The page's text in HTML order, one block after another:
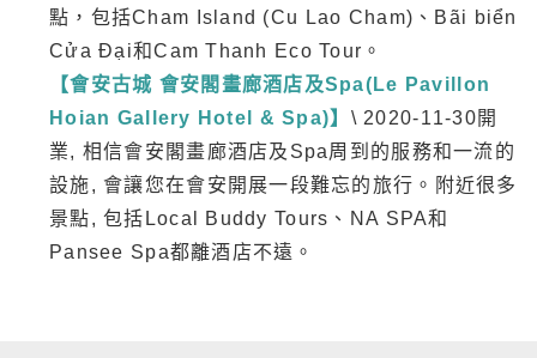
點，包括Cham Island (Cu Lao Cham)、Bãi biển
Cửa Đại和Cam Thanh Eco Tour。
【會安古城 會安閣畫廊酒店及Spa(Le Pavillon
Hoian Gallery Hotel & Spa)】 \ 2020-11-30開
業, 相信會安閣畫廊酒店及Spa周到的服務和一流的
設施, 會讓您在會安開展一段難忘的旅行。附近很多
景點, 包括Local Buddy Tours、NA SPA和
Pansee Spa都離酒店不遠。